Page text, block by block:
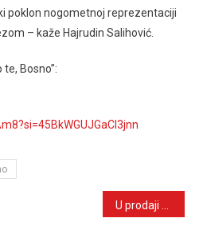
poklon nogometnoj reprezentaciji
– kaže Hajrudin Salihović.
te, Bosno”: